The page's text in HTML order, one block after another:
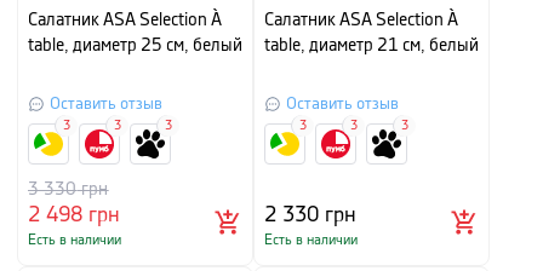
Салатник ASA Selection À
table, диаметр 25 см, белый
Оставить отзыв
2 498 грн
3 330грн
Есть в наличии
3 3 3
Салатник ASA Selection À
table, диаметр 21 см, белый
Оставить отзыв
2 330 грн
Есть в наличии
3 3 3